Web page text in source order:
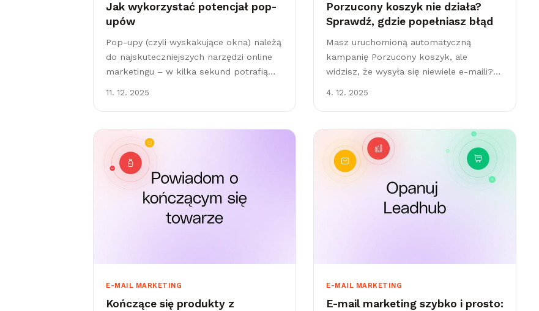
Jak wykorzystać potencjał pop-
upów
Pop-upy (czyli wyskakujące okna) należą
do najskuteczniejszych narzędzi online
marketingu – w kilka sekund potrafią
11. 12. 2025
Porzucony koszyk nie działa?
Sprawdź, gdzie popełniasz błąd
Masz uruchomioną automatyczną
kampanię Porzucony koszyk, ale
widzisz, że wysyła się niewiele e-maili?
4. 12. 2025
E-MAIL MARKETING
Kończące się produkty z
E-MAIL MARKETING
E-mail marketing szybko i prosto: